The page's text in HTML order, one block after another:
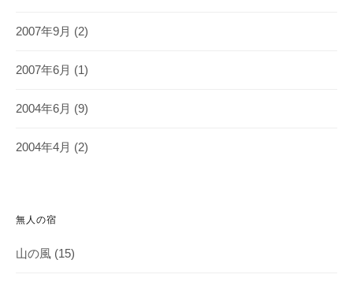
2007年9月 (2)
2007年6月 (1)
2004年6月 (9)
2004年4月 (2)
無人の宿
山の風 (15)